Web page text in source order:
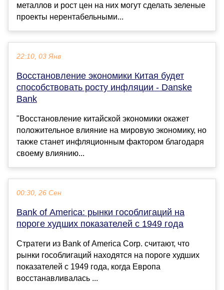
металлов и рост цен на них могут сделать зеленые
проекты нерентабельными...
22:10, 03 Янв
Восстановление экономики Китая будет
способствовать росту инфляции - Danske
Bank
"Восстановление китайской экономики окажет
положительное влияние на мировую экономику, но
также станет инфляционным фактором благодаря
своему влиянию...
00:30, 26 Сен
Bank of America: рынки гособлигаций на
пороге худших показателей с 1949 года
Стратеги из Bank of America Corp. считают, что
рынки гособлигаций находятся на пороге худших
показателей с 1949 года, когда Европа
восстанавливалась ...